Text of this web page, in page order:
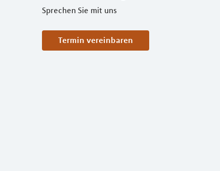
Sprechen Sie mit uns
Termin vereinbaren